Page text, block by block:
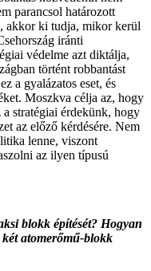
parancsol határozott
akkor ki tudja, mikor kerül
iránti
védelme azt diktálja,
történt robbantást
a gyalázatos eset, és
Moszkva célja az, hogy
stratégiai érdekünk, hogy
az előző kérdésére. Nem
lenne, viszont
az ilyen típusú
blokk építését? Hogyan
atomerőmű-blokk